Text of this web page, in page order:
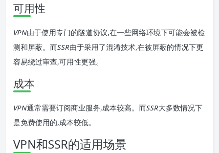
可用性
VPN由于使用专门的隧道协议,在一些网络环境下可能会被检
测和屏蔽。而SSR由于采用了混淆技术,在被屏蔽的情况下更
容易绕过审查,可用性更强。
成本
VPN通常需要订阅商业服务,成本较高。而SSR大多数情况下
是免费使用的,成本较低。
VPN和SSR的适用场景